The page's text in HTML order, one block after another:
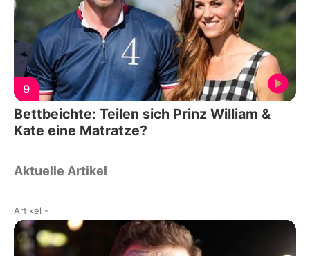
9
Bettbeichte: Teilen sich Prinz William &
Kate eine Matratze?
Aktuelle Artikel
Artikel -